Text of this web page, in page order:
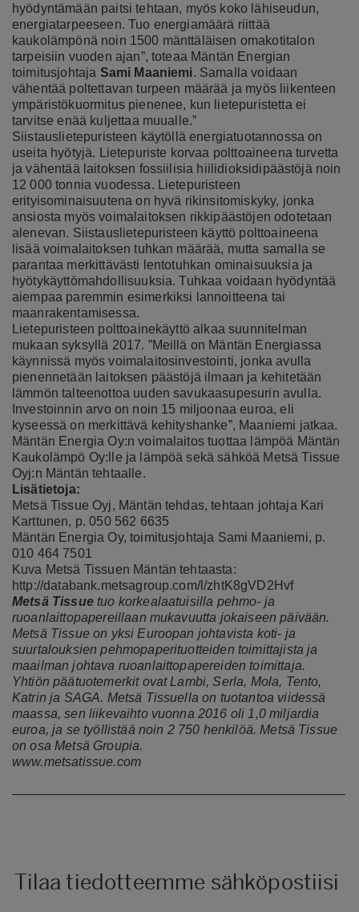
hyödyntämään paitsi tehtaan, myös koko lähiseudun,
energiatarpeeseen. Tuo energiamäärä riittää
kaukolämpönä noin 1500 mänttäläisen omakotitalon
tarpeisiin vuoden ajan”, toteaa Mäntän Energian
toimitusjohtaja Sami Maaniemi. Samalla voidaan
vähentää poltettavan turpeen määrää ja myös liikenteen
ympäristökuormitus pienenee, kun lietepuristetta ei
tarvitse enää kuljettaa muualle.”
Siistauslietepuristeen käytöllä energiatuotannossa on
useita hyötyjä. Lietepuriste korvaa polttoaineena turvetta
ja vähentää laitoksen fossiilisia hiilidioksidipäästöjä noin
12 000 tonnia vuodessa. Lietepuristeen
erityisominaisuutena on hyvä rikinsitomiskyky, jonka
ansiosta myös voimalaitoksen rikkipäästöjen odotetaan
alenevan. Siistauslietepuristeen käyttö polttoaineena
lisää voimalaitoksen tuhkan määrää, mutta samalla se
parantaa merkittävästi lentotuhkan ominaisuuksia ja
hyötykäyttömahdollisuuksia. Tuhkaa voidaan hyödyntää
aiempaa paremmin esimerkiksi lannoitteena tai
maanrakentamisessa.
Lietepuristeen polttoainekäyttö alkaa suunnitelman
mukaan syksyllä 2017. ”Meillä on Mäntän Energiassa
käynnissä myös voimalaitosinvestointi, jonka avulla
pienennetään laitoksen päästöjä ilmaan ja kehitetään
lämmön talteenottoa uuden savukaasupesurin avulla.
Investoinnin arvo on noin 15 miljoonaa euroa, eli
kyseessä on merkittävä kehityshanke”, Maaniemi jatkaa.
Mäntän Energia Oy:n voimalaitos tuottaa lämpöä Mäntän
Kaukolämpö Oy:lle ja lämpöä sekä sähköä Metsä Tissue
Oyj:n Mäntän tehtaalle.
Lisätietoja:
Metsä Tissue Oyj, Mäntän tehdas, tehtaan johtaja Kari
Karttunen, p. 050 562 6635
Mäntän Energia Oy, toimitusjohtaja Sami Maaniemi, p.
010 464 7501
Kuva Metsä Tissuen Mäntän tehtaasta:
http://databank.metsagroup.com/l/zhtK8gVD2Hvf
Metsä Tissuetuo korkealaatuisilla pehmo- ja
ruoanlaittopapereillaan mukavuutta jokaiseen päivään.
Metsä Tissue on yksi Euroopan johtavista koti- ja
suurtalouksien pehmopaperituotteiden toimittajista ja
maailman johtava ruoanlaittopapereiden toimittaja.
Yhtiön päätuotemerkit ovat Lambi, Serla, Mola, Tento,
Katrin ja SAGA. Metsä Tissuella on tuotantoa viidessä
maassa, sen liikevaihto vuonna 2016 oli 1,0 miljardia
euroa, ja se työllistää noin 2 750 henkilöä. Metsä Tissue
on osa Metsä Groupia.
www.metsatissue.com
Tilaa tiedotteemme sähköpostiisi